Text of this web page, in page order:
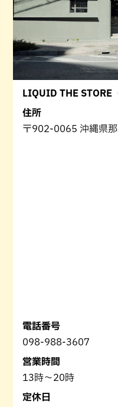
LIQUID THE STORE
住所
〒902-0065 沖縄県
電話番号
098-988-3607
営業時間
13時～20時
定休日